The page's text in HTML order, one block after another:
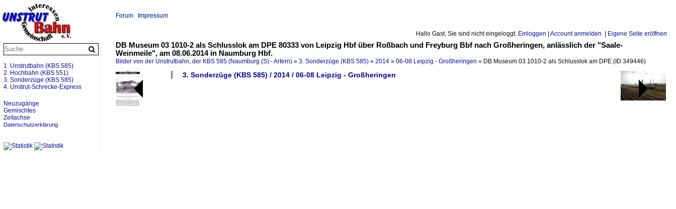
Hallo Gast, Sie sind nicht eingeloggt. Einloggen Account anmelden Eigene Seite eröffnen
Forum Impressum
DB Museum 03 1010-2 als Schlusslok am DPE 80333 von Leipzig Hbf über Roßbach und Freyburg Bbf nach Großheringen, anlässlich der "Saale-
Weinmeile", am 08.06.2014 in Naumburg Hbf.
Bilder von der Unstrutbahn, der KBS 585 (Naumburg (S) - Artern) » 3. Sonderzüge (KBS 585) » 2014 » 06-08 Leipzig - Großheringen » DB Museum 03 1010-2 als Schlusslok am DPE (ID 349446)
3. Sonderzüge (KBS 585) / 2014 / 06-08 Leipzig - Großheringen
1. Unstrutbahn (KBS 585)
2. Hochbahn (KBS 551)
3. Sonderzüge (KBS 585)
4. Unstrut-Schrecke-Express
Neuzugänge
Gemischtes
Zeitachse
Datenschutzerklärung